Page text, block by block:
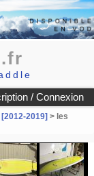
.fr
/ Connexion
2019] > les